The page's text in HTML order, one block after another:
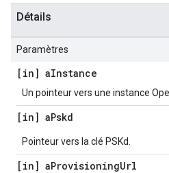
Détails
Paramètres
[in] aInstance
Un pointeur vers une instance
[in] aPskd
Pointeur vers la clé PSKd.
[in] aProvisioningUrl